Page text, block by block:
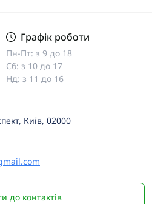
Графік роботи
Пн-Пт: з 9 до 18
Сб: з 10 до 17
Нд: з 11 до 16
Київ, 02000
до контактів